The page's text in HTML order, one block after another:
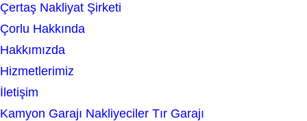
r
c
h
Çertaş Nakliyat Şirketi
Çorlu Hakkında
Hakkımızda
Hizmetlerimiz
İletişim
Kamyon Garajı Nakliyeciler Tır Garajı